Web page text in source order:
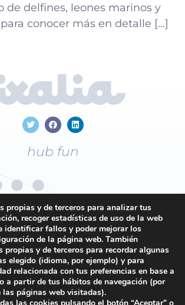
de delfines, leones marinos y
conocer más en detalle […]
hub fun
+34 96 169 19 43
Contacto
Política de privacidad
propias y de terceros para analizar tus
recoger estadísticas de uso de la web
identificar fallos y poder mejorar los
de la página web. También
propias y de terceros para recordar algunas
elegido (idioma, por ejemplo) y para
relacionada con tus preferencias en base a
a partir de tus hábitos de navegación (por
las páginas web visitadas).